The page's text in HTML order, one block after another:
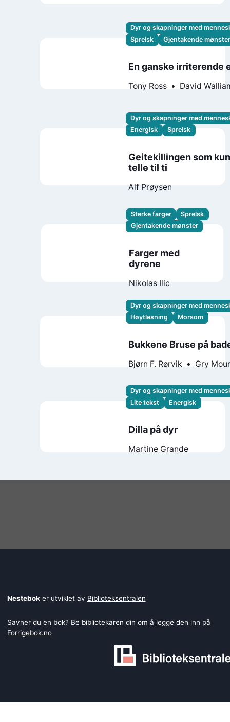
Dyr og skapninger med
Sprelsk
Gjentakende
En ganske irriterende
Tony Ross David
Dyr og skapninger med
Energisk
Sprelsk
Geitekillingen som
telle til ti
Alf Prøysen
Sterke farger
Sprelsk
Gjentakende mønster
Farger med
dyrene
Nikolas Ilic
Dyr og skapninger med
Høytlesning
Morsom
Bukkene Bruse på
Bjørn F. Rørvik Gry
Dyr og skapninger med
Lite tekst
Energisk
Dilla på dyr
Martine Grande
Nesteboker utviklet av Biblioteksentralen
Savner du en bok? Be bibliotekaren din om å legge den inn på
Forrigebok.no